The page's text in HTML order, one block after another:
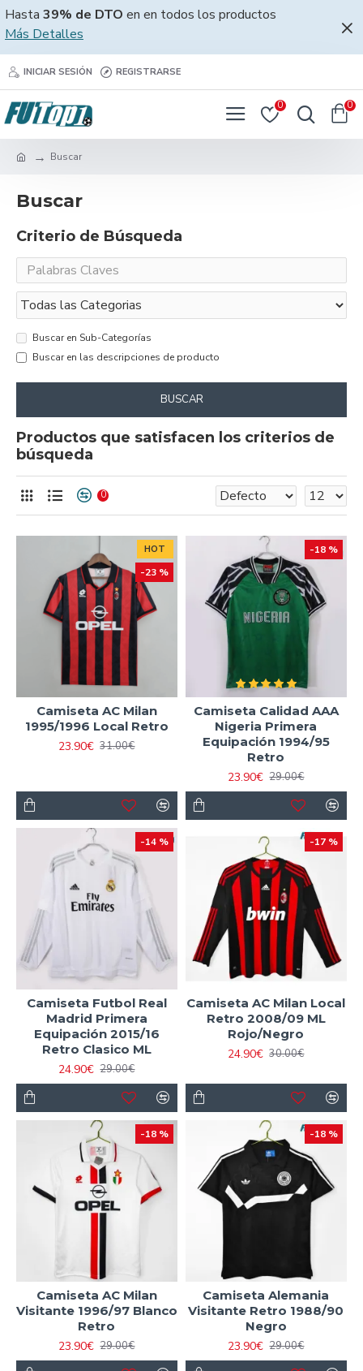
Hasta 39% de DTO en en todos los productos
Más Detalles
INICIAR SESIÓN REGISTRARSE
0 0
Buscar
Buscar
Criterio de Búsqueda
Buscar en Sub-Categorías
Buscar en las descripciones de producto
BUSCAR
Productos que satisfacen los criterios de
búsqueda
0
HOT
-23 %
Camiseta AC Milan
1995/1996 Local Retro
23.90€ 31.00€
-18 %
Camiseta Calidad AAA
Nigeria Primera
Equipación 1994/95
Retro
23.90€ 29.00€
-14 %
Camiseta Futbol Real
Madrid Primera
Equipación 2015/16
Retro Clasico ML
24.90€ 29.00€
-17 %
Camiseta AC Milan Local
Retro 2008/09 ML
Rojo/Negro
24.90€ 30.00€
-18 %
Camiseta AC Milan
Visitante 1996/97 Blanco
Retro
23.90€ 29.00€
-18 %
Camiseta Alemania
Visitante Retro 1988/90
Negro
23.90€ 29.00€